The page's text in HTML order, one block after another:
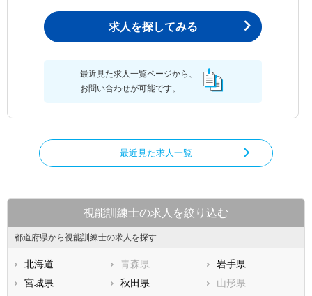
求人を探してみる
最近見た求人一覧ページから、
お問い合わせが可能です。
最近見た求人一覧
視能訓練士の求人を絞り込む
都道府県から視能訓練士の求人を探す
北海道 青森県
岩手県
宮城県
秋田県
山形県